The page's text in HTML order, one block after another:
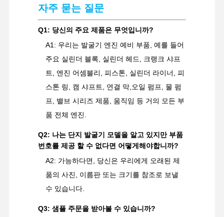
자주 묻는 질문
Q1: 당신의 주요 제품은 무엇입니까?
A1: 우리는 발굴기 엔진 예비 부품, 예를 들어
주요 실린더 블록, 실린더 헤드, 크랭크 샤프
트, 엔진 어셈블리, 피스톤, 실린더 라이너, 피
스톤 링, 캠 샤프트, 연결 막,오일 펌프, 물 펌
프, 밸브 시리즈 제품, 움직임 등 거의 모든 부
품 전체 엔진.
Q2: 나는 단지 발굴기 모델을 알고 있지만 부품
번호를 제공 할 수 없다면 어떻게해야합니까?
A2: 가능하다면, 당신은 우리에게 오래된 제
품의 사진, 이름판 또는 크기를 참조로 보낼
수 있습니다.
Q3: 샘플 주문을 받아볼 수 있습니까?